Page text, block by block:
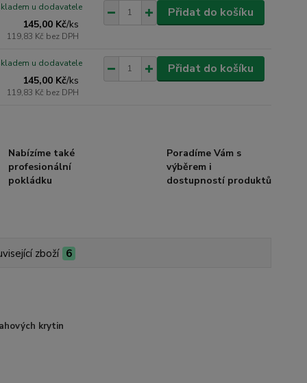
145,00 Kč/ks
119,83 Kč bez DPH
u dodavatele Přidat do košíku
145,00 Kč/ks
119,83 Kč bez DPH
u dodavatele Přidat do košíku
Nabízíme také
profesionální
pokládku
Poradíme Vám s
výběrem i
dostupností produktů
zboží 6
krytin